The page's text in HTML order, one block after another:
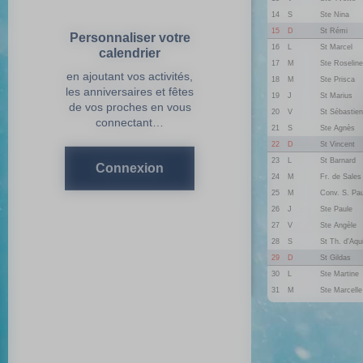
Personnaliser votre
calendrier
en ajoutant vos activités,
les anniversaires et fêtes
de vos proches en vous
connectant…
Connexion
14
S
Ste Nina
15
D St Rémi
16 L St Marcel
17 M
Ste Roseline
18
M
Ste Prisca
19
J
St Marius
20
V
St Sébastien
21
S
Ste Agnès
22
D St Vincent
23 L St Barnard
24 M
Fr. de Sales
25
M
Conv. S.
26
J
Ste Paule
27
V
Ste Angèle
28
S
St Th.
29
D St Gildas
30 L Ste Martine
31 M Ste Marcelle